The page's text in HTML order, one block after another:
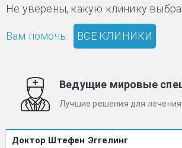
Не уверены, какую клинику
Вам помочь. ВСЕ КЛИНИКИ
Ведущие мировые
Лучшие решения для лечения
Доктор Штефен Эггелинг